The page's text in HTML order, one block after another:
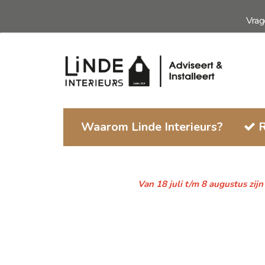
de
Waarom Linde Interieurs?
Van 18 juli t/m 8 augustus